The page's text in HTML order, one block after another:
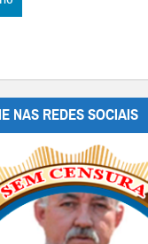
NAS REDES SOCIAIS